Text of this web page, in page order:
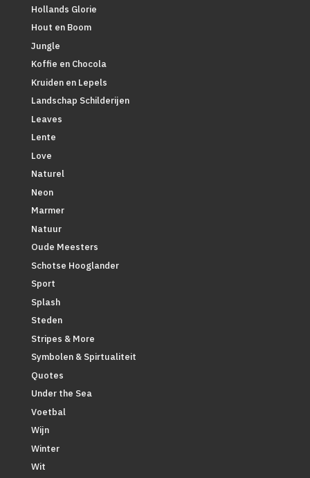
Hollands Glorie
Hout en Boom
Jungle
Koffie en Chocola
Kruiden en Lepels
Landschap Schilderijen
Leaves
Lente
Love
Naturel
Neon
Marmer
Natuur
Oude Meesters
Schotse Hooglander
Sport
Splash
Steden
Stripes & More
Symbolen & Spirtualiteit
Quotes
Under the Sea
Voetbal
Wijn
Winter
Wit